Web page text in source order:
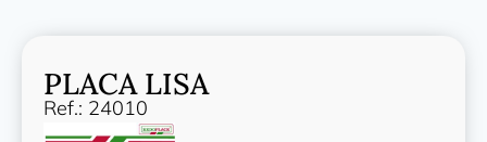
PLACA LISA
Ref.: 24010